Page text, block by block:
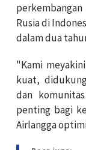
Rusia di
dalam dua
"Kami
kuat,
dan
penting bagi
Airlangga